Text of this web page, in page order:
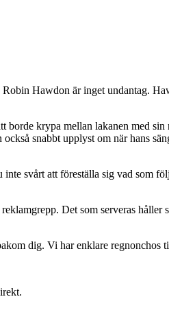
Hawdon är inget undantag.
krypa mellan lakanen med
snabbt upplyst om när hans
svårt att föreställa sig vad som
Det som serveras
dig. Vi har enklare regnonchos